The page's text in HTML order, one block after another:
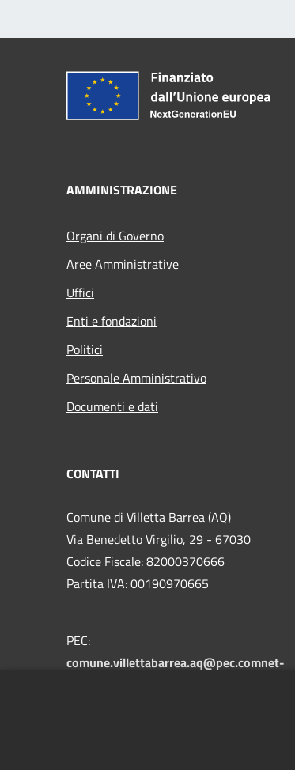
AMMINISTRAZIONE
Organi di Governo
Aree Amministrative
Uffici
Enti e fondazioni
Politici
Personale Amministrativo
Documenti e dati
CONTATTI
Comune di Villetta Barrea (AQ)
Via Benedetto Virgilio, 29 - 67030
Codice Fiscale: 82000370666
Partita IVA: 00190970665
PEC:
comune.villettabarrea.aq@pec.comnet-